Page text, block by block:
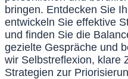
bringen. Entdecken Sie
entwickeln Sie effektive
und finden Sie die
gezielte Gespräche und
wir Selbstreflexion, klare
Strategien zur